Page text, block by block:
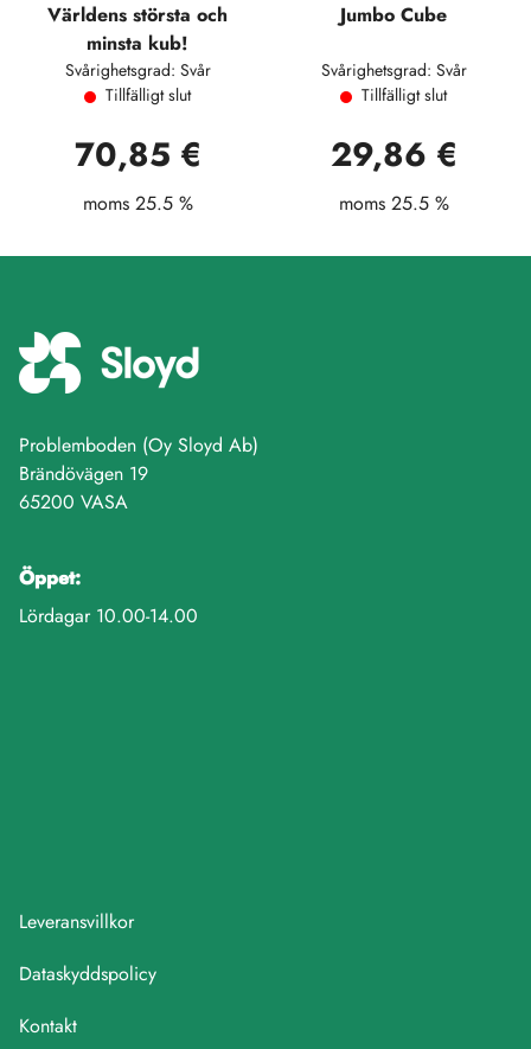
Världens största och
minsta kub!
Svårighetsgrad: Svår
Tillfälligt slut
70,85 €
moms 25.5 %
Jumbo Cube
Svårighetsgrad: Svår
Tillfälligt slut
29,86 €
moms 25.5 %
Problemboden (Oy Sloyd Ab)
Brändövägen 19
65200 VASA
Öppet:
Lördagar 10.00-14.00
Leveransvillkor
Dataskyddspolicy
Kontakt